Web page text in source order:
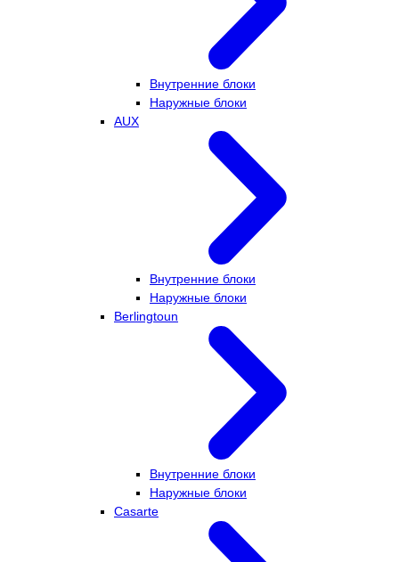
Внутренние блоки
Наружные блоки
AUX
Внутренние блоки
Наружные блоки
Berlingtoun
Внутренние блоки
Наружные блоки
Casarte